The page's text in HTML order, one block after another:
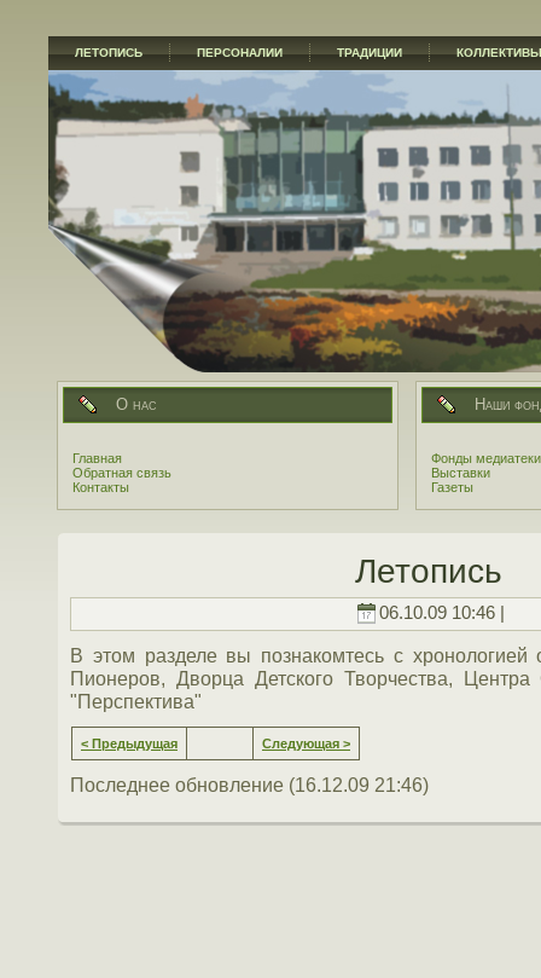
ЛЕТОПИСЬ ПЕРСОНАЛИИ ТРАДИЦИИ КОЛЛЕКТИВЫ
О нас
Главная
Обратная связь
Контакты
Наши
Фонды медиатеки
Выставки
Газеты
Летопись
06.10.09 10:46 |
В этом разделе вы познакомтесь с
Пионеров, Дворца Детского Творчества,
"Перспектива"
< Предыдущая Следующая >
Последнее обновление (16.12.09 21:46)